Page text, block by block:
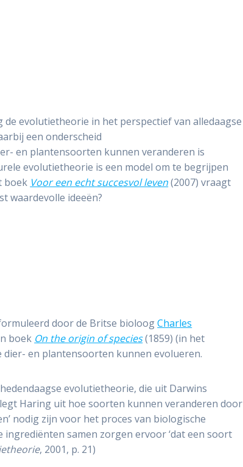
de evolutietheorie in het perspectief van alledaagse
een onderscheid
en plantensoorten kunnen veranderen is
evolutietheorie is een model om te begrijpen
boek Voor een echt succesvol leven(2007) vraagt
waardevolle ideeën?
door de Britse bioloogCharles
boek On the origin of species(1859) (in het
dier- en plantensoorten kunnen evolueren.
evolutietheorie, die uit Darwins
Haring uit hoe soorten kunnen veranderen door
nodig zijn voor het proces van biologische
samen zorgen ervoor ‘dat een soort
, 2001, p. 21)